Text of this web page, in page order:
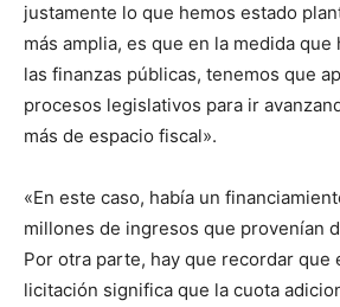
justamente lo que hemos estado
más amplia, es que en la medida
las finanzas públicas, tenemos que
procesos legislativos para ir
más de espacio fiscal».
«En este caso, había un
millones de ingresos que provenían
Por otra parte, hay que recordar que
licitación significa que la cuota